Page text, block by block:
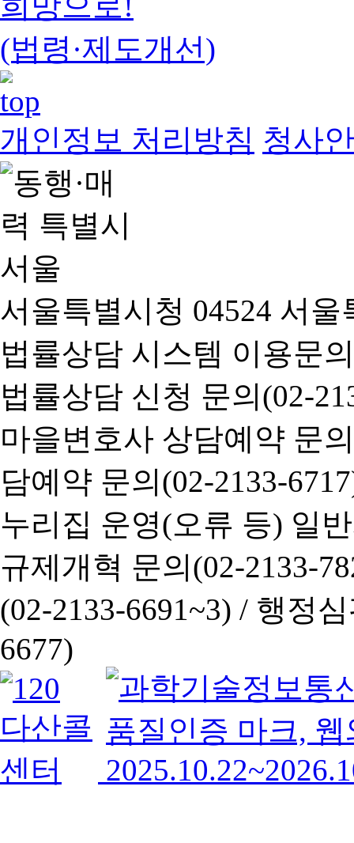
(법령·제도개선)
개인정보 처리방침 청사
서울특별시청 04524 서
법률상담 시스템 이용문
법률상담 신청 문의(02-
마을변호사 상담예약 문
담예약 문의(02-2133-
누리집 운영(오류 등) 일
규제개혁 문의(02-2133-
(02-2133-6691~3) / 행정심
6677)